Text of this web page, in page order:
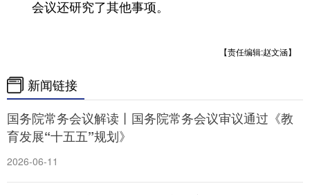
会议还研究了其他事项。
【责任编辑:赵文涵】
新闻链接
国务院常务会议解读丨国务院常务会议审议通过《教
育发展“十五五”规划》
2026-06-11